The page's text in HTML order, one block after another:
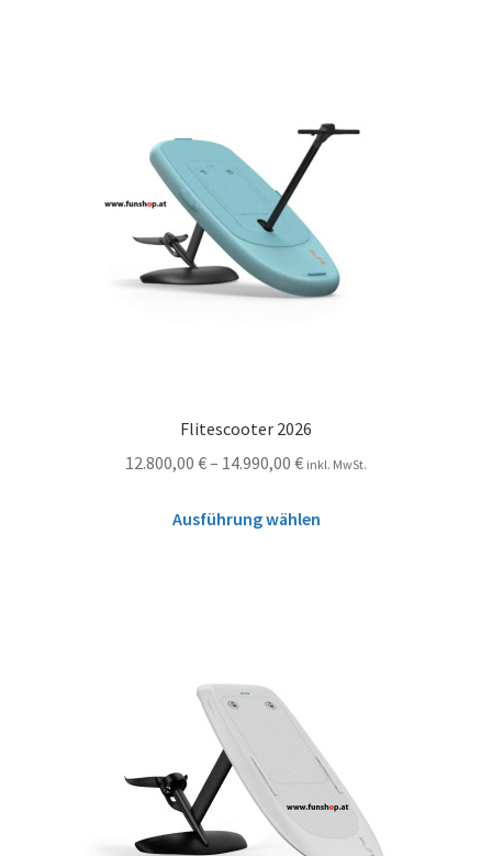
Flitescooter 2026
12.800,00 €– 14.990,00 € inkl. MwSt.
Ausführung wählen